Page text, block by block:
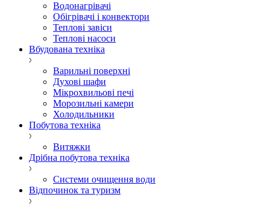
Водонагрівачі
Обігрівачі і конвектори
Теплові завіси
Теплові насоси
Вбудована техніка
Варильні поверхні
Духові шафи
Мікрохвильові печі
Морозильні камери
Холодильники
Побутова техніка
Витяжки
Дрібна побутова техніка
Системи очищення води
Відпочинок та туризм